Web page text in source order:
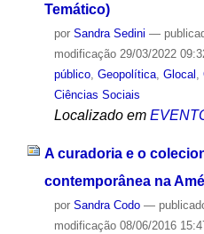
Temático)
por Sandra Sedini —
modificação29/03/2022
público, Geopolítica, Glocal ,
Ciências Sociais
Localizado em
A curadoria e o
contemporânea na
por Sandra Codo —
modificação08/06/2016